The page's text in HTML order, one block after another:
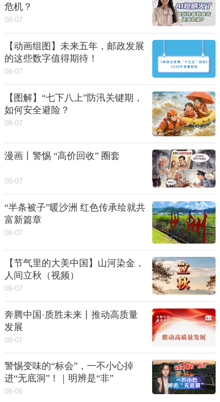
危机？
08-07
【动画组图】未来五年，邮政发展
的这些数字值得期待！
08-07
【图解】“七下八上”防汛关键期，
如何安全避险？
08-07
漫画丨警惕 “高价回收” 圈套
08-07
“半条被子”暖沙洲 红色传承绘就共
富新篇章
08-07
【节气里的大美中国】山河染金，
人间立秋（视频）
08-07
奔腾中国·质胜未来丨推动高质量
发展
08-07
警惕变味的“标会”，一不小心掉
进“无底洞”！｜明辨是“非”
08-06